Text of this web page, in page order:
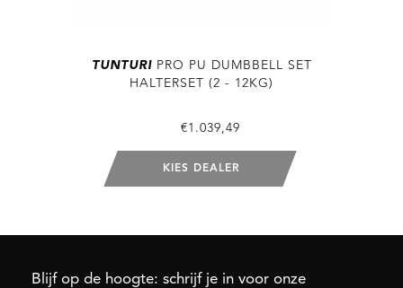
TUNTURIPRO PU DUMBBELL SET
HALTERSET (2 - 12KG)
€1.039,49
KIES DEALER
Blijf op de hoogte: schrijf je in voor onze